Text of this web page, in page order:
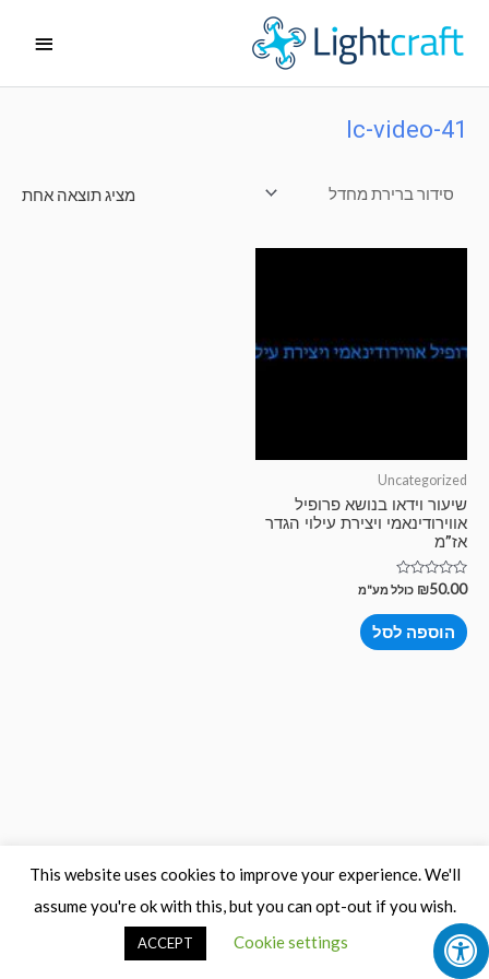
לתוכן
ראשי
lc-video-41
מציג תוצאה אחת
Uncategorized
שיעור וידאו בנושא פרופיל
אווירודינאמי ויצירת עילוי הגדר
אז”מ
דורג
מתוך
5
₪50.00 כולל מע"מ
הוספה לסל
This website uses cookies to improve your experience. We'll
assume you're ok with this, but you can opt-out if you wish.
Cookie settings
ACCEPT